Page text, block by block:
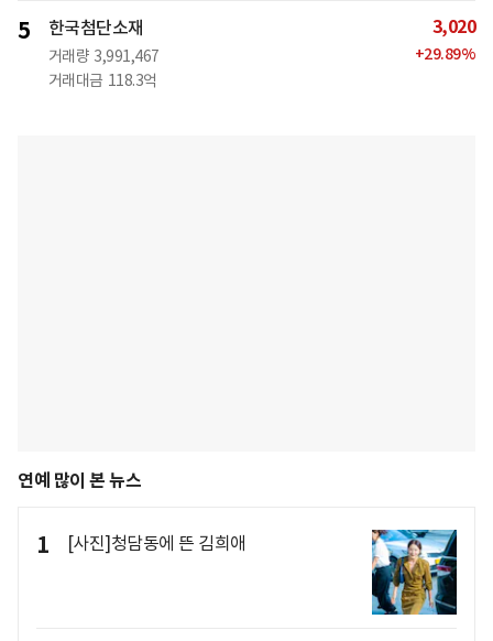
5 한국첨단소재
거래량 3,991,467
거래대금 118.3억
3,020
+29.89%
연예 많이 본 뉴스
1 [사진]청담동에 뜬 김희애